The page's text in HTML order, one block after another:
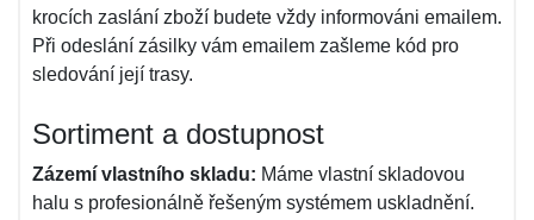
krocích zaslání zboží budete vždy informováni emailem.
Při odeslání zásilky vám emailem zašleme kód pro
sledování její trasy.
Sortiment a dostupnost
Zázemí vlastního skladu: Máme vlastní skladovou
halu s profesionálně řešeným systémem uskladnění.